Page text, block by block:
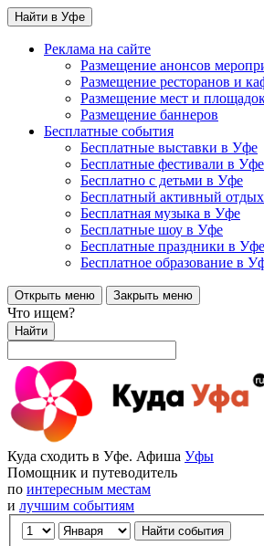
Найти в Уфе
Реклама на сайте
Размещение анонсов
Размещение ресторанов и
Размещение мест и
Размещение баннеров
Бесплатные события
Бесплатные выставки в Уфе
Бесплатные фестивали в Уфе
Бесплатно с детьми в Уфе
Бесплатный активный
Бесплатная музыка в Уфе
Бесплатные шоу в Уфе
Бесплатные праздники в Уфе
Бесплатное образование в
Открыть меню Закрыть меню
Что ищем?
Найти
Куда сходить в Уфе. Афиша Уфы
Помощник и путеводитель
по интересным местам
и лучшим событиям